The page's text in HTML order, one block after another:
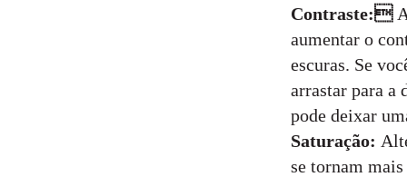
Contraste:
aumentar o
escuras. Se
arrastar para a
pode deixar
Saturação:
se tornam